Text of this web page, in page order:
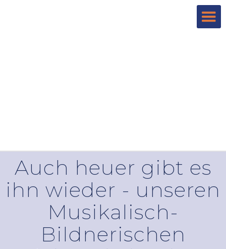
Auch heuer gibt es
ihn wieder - unseren
Musikalisch-
Bildnerischen